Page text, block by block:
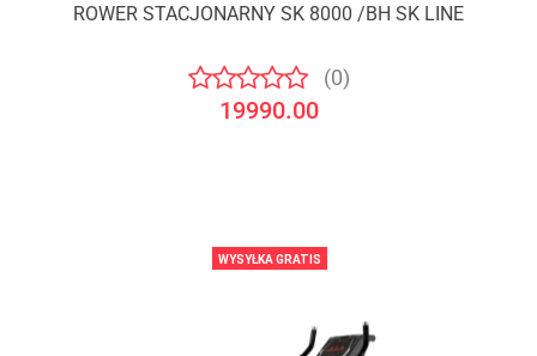
ROWER STACJONARNY SK 8000 /BH SK LINE
(0)
19990.00
WYSYŁKA GRATIS